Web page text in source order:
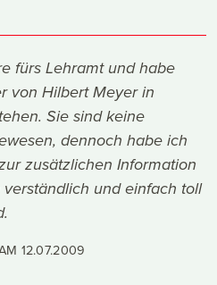
fürs Lehramt und habe
von Hilbert Meyer in
Sie sind keine
dennoch habe ich
zusätzlichen Information
und einfach toll
12.07.2009